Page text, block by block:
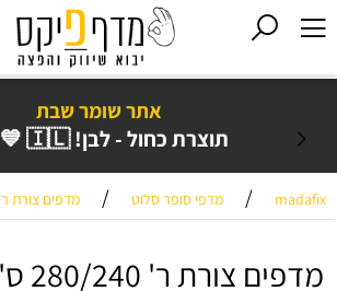
אתר שומר שבת
תוצרת כחול - לבן! 🇮🇱 💙🤍💪
madafix
/ מדפי סופר סלוט / מדפים צורת ר